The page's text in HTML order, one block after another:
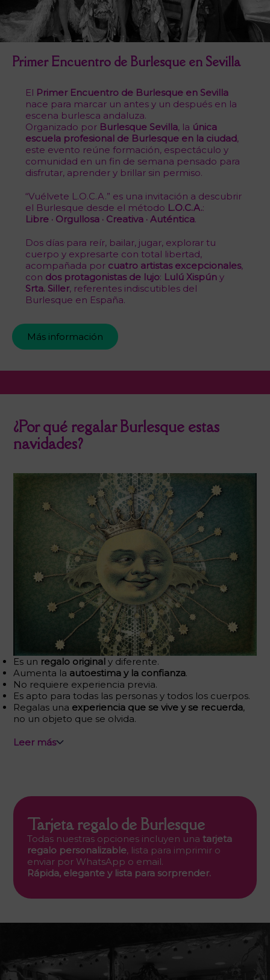
Primer Encuentro de Burlesque en Sevilla
El Primer Encuentro de Burlesque en Sevilla
nace para marcar un antes y un después en la
escena burlesca andaluza.
Organizado por Burlesque Sevilla, la única
escuela profesional de Burlesque en la ciudad,
este evento reúne formación, espectáculo y
comunidad en un fin de semana pensado para
disfrutar, aprender y brillar sin permiso.
“Vuélvete L.O.C.A.” es una invitación a descubrir
el Burlesque desde el método L.O.C.A.:
Libre · Orgullosa · Creativa · Auténtica.
Dos días para reír, bailar, jugar, explorar tu
cuerpo y expresarte con total libertad,
acompañada por cuatro artistas excepcionales,
con dos protagonistas de lujo: Lulú Xispún y
Srta. Siller, referentes indiscutibles del
Burlesque en España.
Más información
¿Por qué regalar Burlesque estas
navidades?
Es un regalo original y diferente.
Aumenta la autoestima y la confianza.
No requiere experiencia previa.
Es apto para todas las personas y todos los cuerpos.
Regalas una experiencia que se vive y se recuerda,
no un objeto que se olvida.
Leer más
Tarjeta regalo de Burlesque
Todas nuestras opciones incluyen una tarjeta
regalo personalizable, lista para imprimir o
enviar por WhatsApp o email.
Rápida, elegante y lista para sorprender.